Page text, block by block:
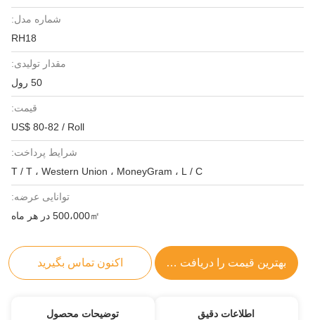
شماره مدل:
RH18
مقدار تولیدی:
50 رول
قیمت:
US$ 80-82 / Roll
شرایط پرداخت:
T / T ، Western Union ، MoneyGram ، L / C
توانایی عرضه:
500،000㎡ در هر ماه
بهترین قیمت را دریافت کنید اکنون تماس بگیرید
اطلاعات دقیق توضیحات محصول